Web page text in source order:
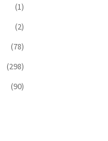
(1)
(2)
(78)
(298)
(90)